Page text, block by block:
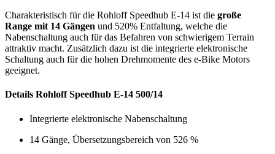
Charakteristisch für die Rohloff Speedhub E-14 ist die große
Range mit 14 Gängen und 520% Entfaltung, welche die
Nabenschaltung auch für das Befahren von schwierigem Terrain
attraktiv macht. Zusätzlich dazu ist die integrierte elektronische
Schaltung auch für die hohen Drehmomente des e-Bike Motors
geeignet.
Details Rohloff Speedhub E-14 500/14
Integrierte elektronische Nabenschaltung
14 Gänge, Übersetzungsbereich von 526 %